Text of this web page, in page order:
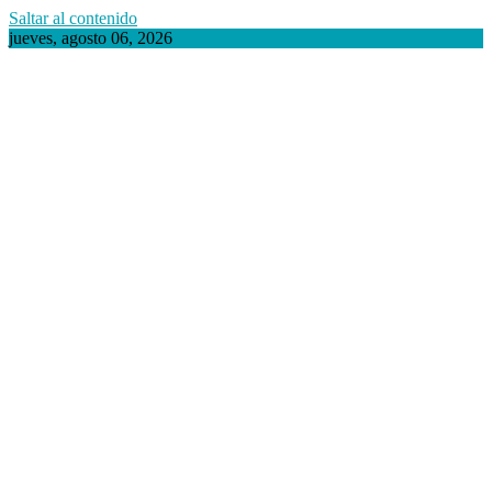
Saltar al contenido
jueves, agosto 06, 2026